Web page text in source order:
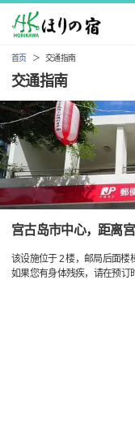
首页 交通指南
交通指南
宫古岛市中心，距离
该设施位于 2 楼，邮局后面楼
如果您有身体残疾，请在预订